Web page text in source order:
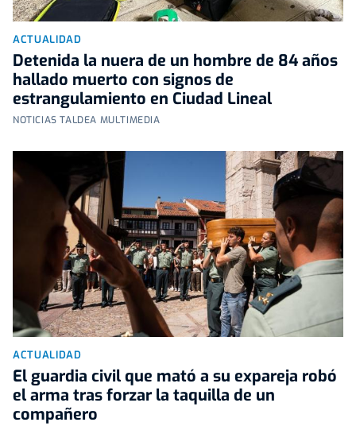
ACTUALIDAD
Detenida la nuera de un hombre de 84 años
hallado muerto con signos de
estrangulamiento en Ciudad Lineal
NOTICIAS TALDEA MULTIMEDIA
ACTUALIDAD
El guardia civil que mató a su expareja robó
el arma tras forzar la taquilla de un
compañero